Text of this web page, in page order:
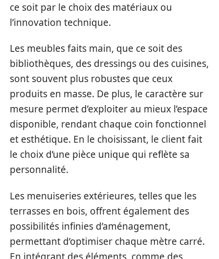
ce soit par le choix des matériaux ou
l’innovation technique.
Les meubles faits main, que ce soit des
bibliothèques, des dressings ou des cuisines,
sont souvent plus robustes que ceux
produits en masse. De plus, le caractère sur
mesure permet d’exploiter au mieux l’espace
disponible, rendant chaque coin fonctionnel
et esthétique. En le choisissant, le client fait
le choix d’une pièce unique qui reflète sa
personnalité.
Les menuiseries extérieures, telles que les
terrasses en bois, offrent également des
possibilités infinies d’aménagement,
permettant d’optimiser chaque mètre carré.
En intégrant des éléments, comme des